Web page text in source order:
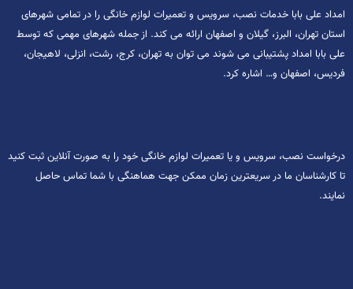
امداد علی بابا خدمات نصب، سرویس و تعمیرات لوازم خانگی را در تمامی شهرهای
استان تهران، البرز، گیلان و اصفهان ارائه می کند. از جمله شهرهای مهمی که توسط
علی بابا امداد پشتیبانی می شوند می توان به تهران، کرج، رشت، انزلی، لاهیجان،
فردیس، اصفهان و… اشاره کرد.
درخواست نصب، سرویس و یا تعمیرات لوازم خانگی خود را به صورت آنلاین ثبت کنید
تا کارشناسان ما در سریعترین زمان ممکن جهت هماهنگی با شما تماس حاصل
نمایند.